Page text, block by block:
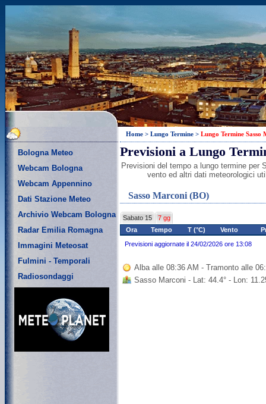
Bologna Meteo
Webcam Bologna
Webcam Appennino
Dati Stazione Meteo
Archivio Webcam Bologna
Radar Emilia Romagna
Immagini Meteosat
Fulmini - Temporali
Radiosondaggi
Home > Lungo Termine > Lungo Termine Sasso
Previsioni a Lungo
Previsioni del tempo a lungo termine per
vento ed altri dati meteorologici
Sasso Marconi (BO)
Sabato 15
7 gg
Ora
Tempo T (°C) Vento
Previsioni aggiornate il 24/02/2026 ore 13:08
Alba alle 08:36 AM - Tramonto alle
Sasso Marconi - Lat: 44.4° - Lon: